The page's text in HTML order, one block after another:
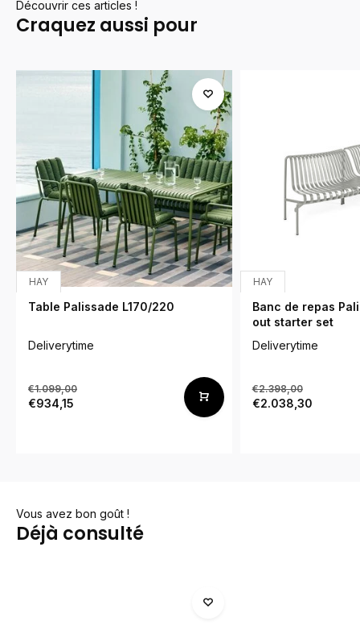
Découvrir ces articles !
Craquez aussi pour
HAY
Table Palissade L170/220
Deliverytime
€1.099,00
€934,15
HAY
Banc de repas
out starter set
Deliverytime
€2.398,00
€2.038,30
Vous avez bon goût !
Déjà consulté